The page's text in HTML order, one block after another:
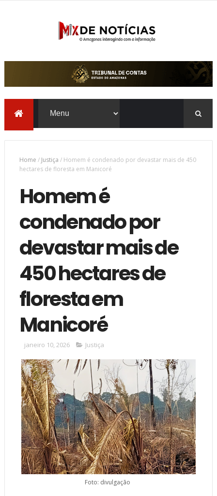
Home / Justiça / Homem é condenado por devastar mais de 450
hectares de floresta em Manicoré
Homem é
condenado por
devastar mais de
450 hectares de
floresta em
Manicoré
janeiro 10, 2026 Justiça
Foto: divulgação